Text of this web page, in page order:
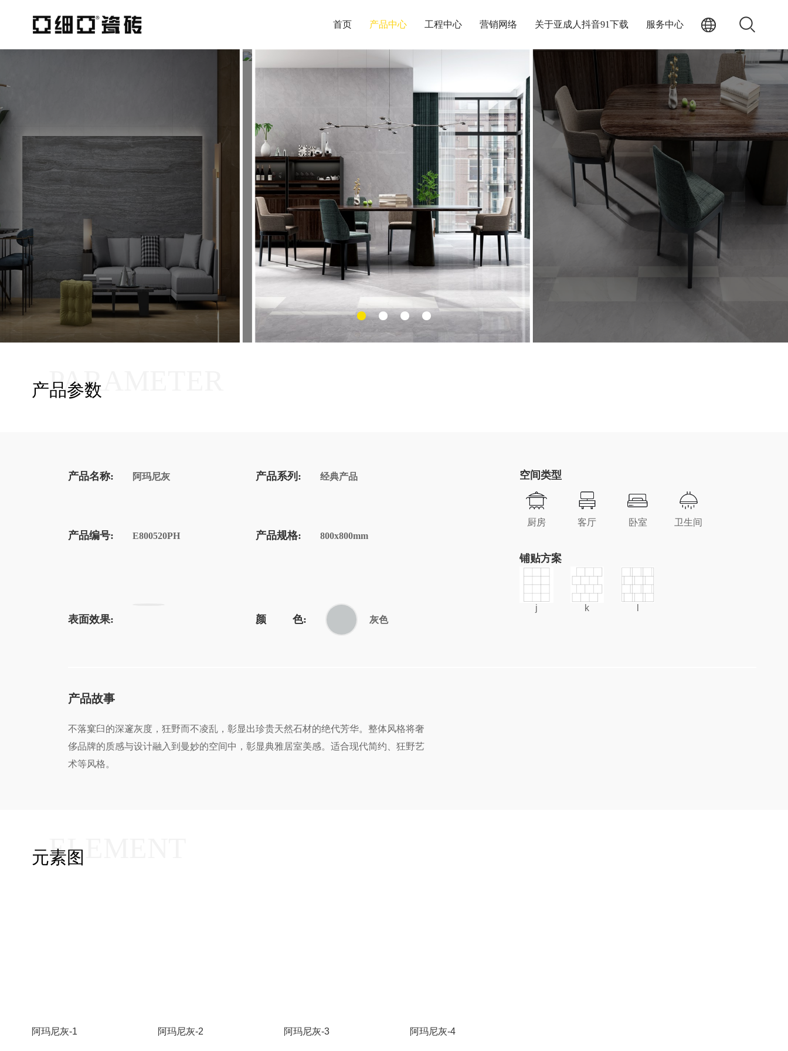
首页 产品中心 工程中心 营销网络 关于亚成人抖音91下载 服务中心
产品参数
PARAMETER
产品名称: 阿玛尼灰 产品系列: 经典产品
产品编号: E800520PH 产品规格: 800x800mm
表面效果: 颜 色: 灰色
空间类型
厨房 客厅 卧室 卫生间
铺贴方案
j k
产品故事
不落窠臼的深邃灰度，狂野而不凌乱，彰显出珍贵天然石材的绝代芳华。整体风格将奢
侈品牌的质感与设计融入到曼妙的空间中，彰显典雅居室美感。适合现代简约、狂野艺
术等风格。
元素图
ELEMENT
阿玛尼灰-1 阿玛尼灰-2 阿玛尼灰-3 阿玛尼灰-4